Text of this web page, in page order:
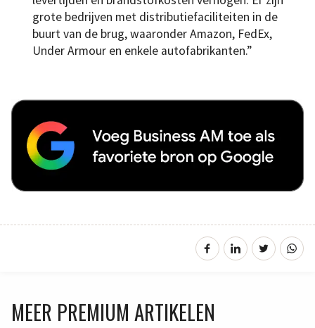
grote bedrijven met distributiefaciliteiten in de
buurt van de brug, waaronder Amazon, FedEx,
Under Armour en enkele autofabrikanten.”
MEER PREMIUM ARTIKELEN